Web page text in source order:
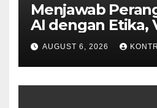
Menjawab
AI dengan Etika,
dan Media
AUGUST 6, 2026